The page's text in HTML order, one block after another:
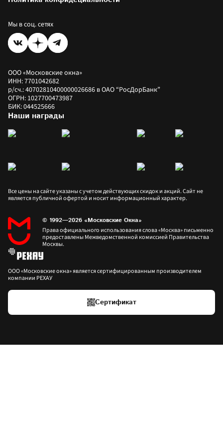
Мы в соц. сетях
ООО «Московские окна»
ИНН: 7701042682
БИК: 044525666
р/сч.: 40702810400000026686 в ОАО “РосДорБанк”
ОГРН: 1027700473987
Наши награды
Все цены на сайте указаны с учетом действующих скидок и акций. Сайт не
является публичной офертой и носит информационный характер.
© 1992—2026 «Московские Окна»
Права официального использования слова «Москва» письменно
предоставлены Межведомственной комиссией Правительства
Москвы.
ООО «Московские окна» является сертифицированным производителем
компании РЕХАУ
Сертификат